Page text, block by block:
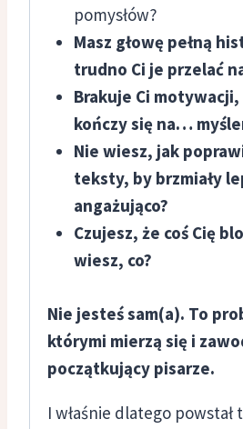
pomysłów?
Masz głowę pełną
trudno Ci je przelać
Brakuje Ci
kończy się na…
Nie wiesz, jak
teksty, by brzmiały
angażująco?
Czujesz, że coś Cię
wiesz, co?
Nie jesteś sam(a). To
którymi mierzą się i
początkujący pisarze.
I właśnie dlatego powstał